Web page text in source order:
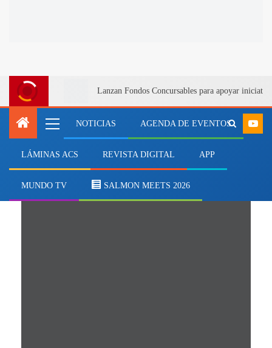
Lanzan Fondos Concursables para apoyar
NOTICIAS AGENDA DE EVENTOS
LÁMINAS ACS REVISTA DIGITAL APP
MUNDO TV SALMON MEETS 2026
FreshWater Solutions